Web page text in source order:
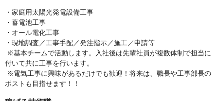
・家庭用太陽光発電設備工事
・蓄電池工事
・オール電化工事
・現地調査／工事手配／発注指示／施工／申請等
※基本チームで活動します。入社後は先輩社員が複数体制で担当に
付いて共に工事を行います。
※電気工事に興味があるだけでも歓迎！将来は、職長や工事部長の
ポストも目指せます！！